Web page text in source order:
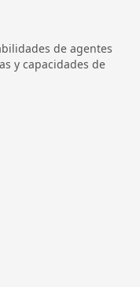
de agentes
y capacidades de